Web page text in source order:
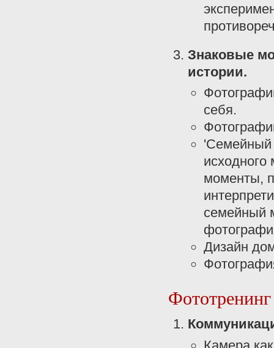
Знаковые
истории.
себя.
'Семейный
моменты,
семейный
Дизайн